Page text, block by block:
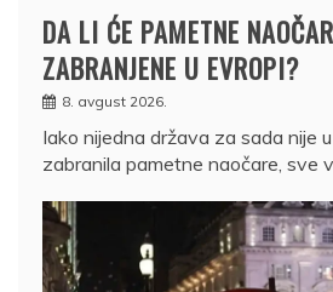
DA LI ĆE PAMETNE
ZABRANJENE U EVROPI?
8. avgust 2026.
Iako nijedna država za sada nije
zabranila pametne naočare, sve